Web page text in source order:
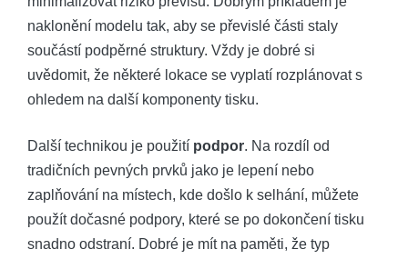
naklonění modelu tak, aby se převislé části staly
součástí podpěrné struktury. Vždy je dobré si
uvědomit, že některé lokace se vyplatí rozplánovat s
ohledem na další komponenty tisku.
Další technikou je použití podpor. Na rozdíl od
tradičních pevných prvků jako je lepení nebo
zaplňování na místech, kde došlo k selhání, můžete
použít dočasné podpory, které se po dokončení tisku
snadno odstraní. Dobré je mít na paměti, že typ